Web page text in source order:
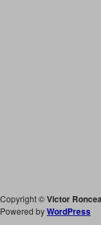
Copyright ©Victor
Powered byWordPress